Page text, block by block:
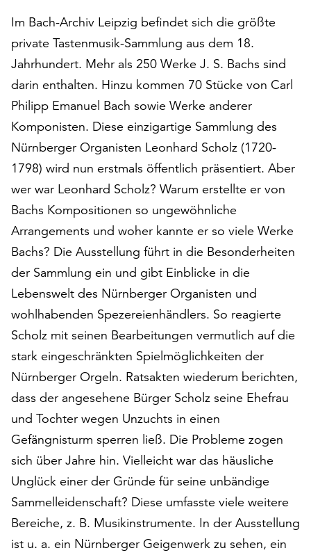
auf
„Alle
akzeptieren“,
um
alle
Cookies
zu
akzeptieren.
Sie
Ihr
Einverständnis
jederzeit
ändern
und
widerrufen.
Dafür
steht
Ihnen
am
Ende
der
die
Schaltfläche
„Cookie-
Einstellungen“
zur
Verfügung.
Funktionale
Cookies
werden
auch
ohne
Im Bach-Archiv Leipzig befindet sich die größte
private Tastenmusik-Sammlung aus dem 18.
Jahrhundert. Mehr als 250 Werke J. S. Bachs sind
darin enthalten. Hinzu kommen 70 Stücke von Carl
Philipp Emanuel Bach sowie Werke anderer
Komponisten. Diese einzigartige Sammlung des
Nürnberger Organisten Leonhard Scholz (1720-
1798) wird nun erstmals öffentlich präsentiert. Aber
wer war Leonhard Scholz? Warum erstellte er von
Bachs Kompositionen so ungewöhnliche
Arrangements und woher kannte er so viele Werke
Bachs? Die Ausstellung führt in die Besonderheiten
der Sammlung ein und gibt Einblicke in die
Lebenswelt des Nürnberger Organisten und
wohlhabenden Spezereienhändlers. So reagierte
Scholz mit seinen Bearbeitungen vermutlich auf die
stark eingeschränkten Spielmöglichkeiten der
Nürnberger Orgeln. Ratsakten wiederum berichten,
dass der angesehene Bürger Scholz seine Ehefrau
und Tochter wegen Unzuchts in einen
Gefängnisturm sperren ließ. Die Probleme zogen
sich über Jahre hin. Vielleicht war das häusliche
Unglück einer der Gründe für seine unbändige
Sammelleidenschaft? Diese umfasste viele weitere
Bereiche, z. B. Musikinstrumente. In der Ausstellung
ist u. a. ein Nürnberger Geigenwerk zu sehen, ein